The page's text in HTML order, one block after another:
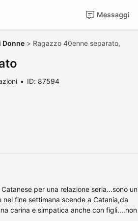
Messaggi
Donne > Ragazzo 40enne separato,
ID: 87594
per una relazione seria...sono un
fine settimana scende a Catania,da
carina e simpatica anche con figli....non